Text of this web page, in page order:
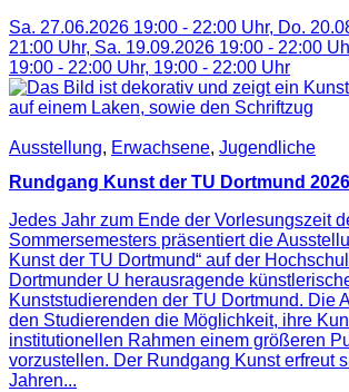
Sa. 27.06.2026 19:00 - 22:00 Uhr, Do.
21:00 Uhr, Sa. 19.09.2026 19:00 - 22:00
19:00 - 22:00 Uhr, 19:00 - 22:00 Uhr
Ausstellung, Erwachsene, Jugendliche
Rundgang Kunst der TU Dortmund 2026
Jedes Jahr zum Ende der Vorlesungszeit
Sommersemesters präsentiert die
Kunst der TU Dortmund“ auf der
Dortmunder U herausragende
Kunststudierenden der TU Dortmund. Die
den Studierenden die Möglichkeit, ihre
institutionellen Rahmen einem größeren
vorzustellen. Der Rundgang Kunst erfreut
Jahren...